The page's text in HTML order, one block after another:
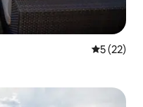
5 (22)